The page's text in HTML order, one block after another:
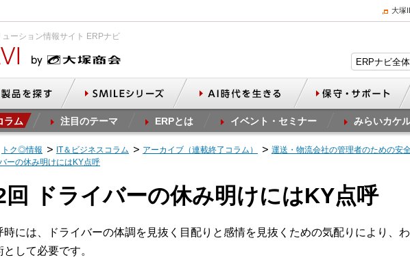
大塚
ーション情報サイト ERPナビ
ラム 注目のテーマ ERPとは イベント・セミナー みらいカケ
トク◎情報 IT＆ビジネスコラム アーカイブ（連載終了コラム）
運送・物流会社の管理者のための安
ーの休み明けにはKY点呼
回 ドライバーの休み明けにはKY点呼
時には、ドライバーの体調を見抜く目配りと感情を見抜くための気配りにより、
して必要です。